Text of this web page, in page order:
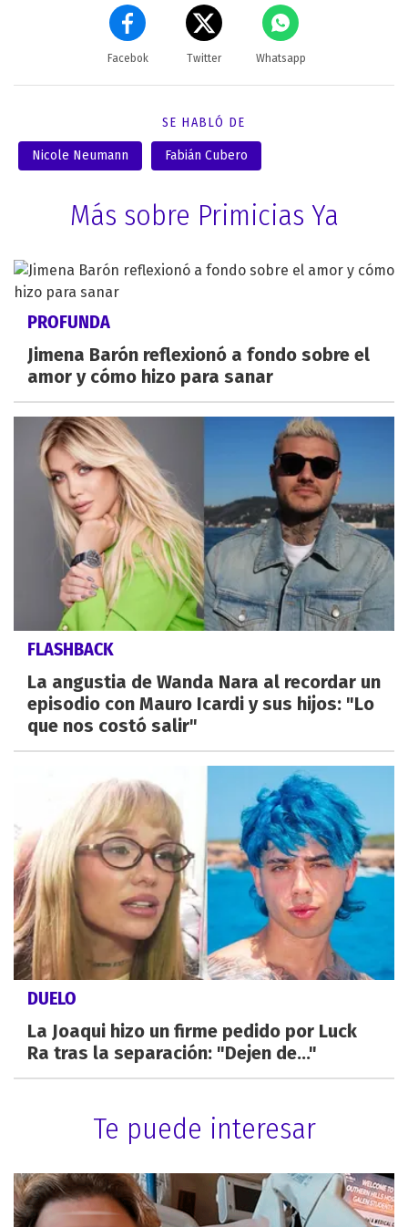
Facebok Twitter Whatsapp
SE HABLÓ DE
Nicole Neumann Fabián Cubero
Más sobre Primicias Ya
PROFUNDA
Jimena Barón reflexionó a fondo sobre el
amor y cómo hizo para sanar
FLASHBACK
La angustia de Wanda Nara al recordar un
episodio con Mauro Icardi y sus hijos: "Lo
que nos costó salir"
DUELO
La Joaqui hizo un firme pedido por Luck
Ra tras la separación: "Dejen de..."
Te puede interesar